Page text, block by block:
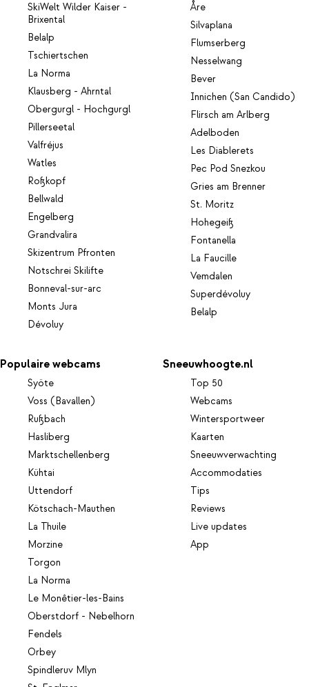
SkiWelt Wilder Kaiser -
Brixental
Belalp
Tschiertschen
La Norma
Klausberg - Ahrntal
Obergurgl - Hochgurgl
Pillerseetal
Valfréjus
Watles
Roßkopf
Bellwald
Engelberg
Grandvalira
Skizentrum Pfronten
Notschrei Skilifte
Bonneval-sur-arc
Monts Jura
Dévoluy
Åre
Silvaplana
Flumserberg
Nesselwang
Bever
Innichen (San Candido)
Flirsch am Arlberg
Adelboden
Les Diablerets
Pec Pod Snezkou
Gries am Brenner
St. Moritz
Hohegeiß
Fontanella
La Faucille
Vemdalen
Superdévoluy
Belalp
Populaire webcams
Syöte
Voss (Bavallen)
Rußbach
Hasliberg
Marktschellenberg
Kühtai
Uttendorf
Kötschach-Mauthen
La Thuile
Morzine
Torgon
La Norma
Le Monêtier-les-Bains
Oberstdorf - Nebelhorn
Fendels
Orbey
Spindleruv Mlyn
Sneeuwhoogte.nl
Top 50
Webcams
Wintersportweer
Kaarten
Sneeuwverwachting
Accommodaties
Tips
Reviews
Live updates
App